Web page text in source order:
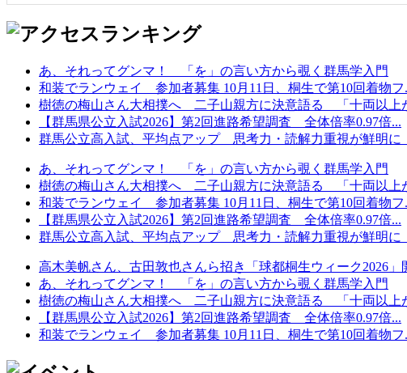
あ、それってグンマ！ 「を」の言い方から覗く群馬学入門
和装でランウェイ 参加者募集 10月11日、桐生で第10回着物フ
樹徳の梅山さん大相撲へ 二子山親方に決意語る 「十両以上
【群馬県公立入試2026】第2回進路希望調査 全体倍率0.97倍...
群馬公立高入試、平均点アップ 思考力・読解力重視が鮮明
あ、それってグンマ！ 「を」の言い方から覗く群馬学入門
樹徳の梅山さん大相撲へ 二子山親方に決意語る 「十両以上
和装でランウェイ 参加者募集 10月11日、桐生で第10回着物フ
【群馬県公立入試2026】第2回進路希望調査 全体倍率0.97倍...
群馬公立高入試、平均点アップ 思考力・読解力重視が鮮明
高木美帆さん、古田敦也さんら招き「球都桐生ウィーク2026」
あ、それってグンマ！ 「を」の言い方から覗く群馬学入門
樹徳の梅山さん大相撲へ 二子山親方に決意語る 「十両以上
【群馬県公立入試2026】第2回進路希望調査 全体倍率0.97倍...
和装でランウェイ 参加者募集 10月11日、桐生で第10回着物フ